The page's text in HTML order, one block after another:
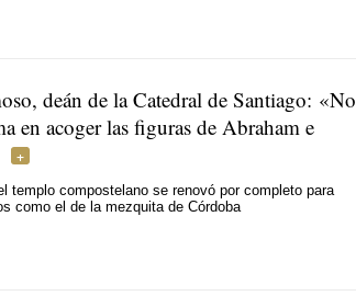
deán de la Catedral de Santiago: «No
en acoger las figuras de Abraham e
templo compostelano se renovó por completo para
como el de la mezquita de Córdoba